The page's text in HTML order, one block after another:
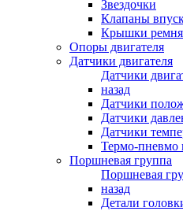
Звездочки
Клапаны
Крышки
Опоры двигателя
Датчики двигателя
Датчики
назад
Датчики
Датчики
Датчики
Термо-пневмо
Поршневая группа
Поршневая
назад
Детали